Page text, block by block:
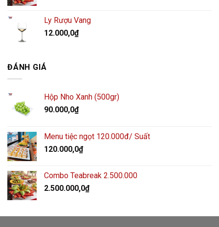
Ly Rượu Vang
12.000,0₫
ĐÁNH GIÁ
Hộp Nho Xanh (500gr)
90.000,0₫
Menu tiệc ngọt 120.000đ/ Suất
120.000,0₫
Combo Teabreak 2.500.000
2.500.000,0₫